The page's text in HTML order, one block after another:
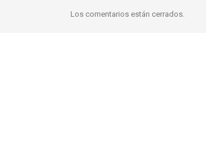
Los comentarios están cerrados.